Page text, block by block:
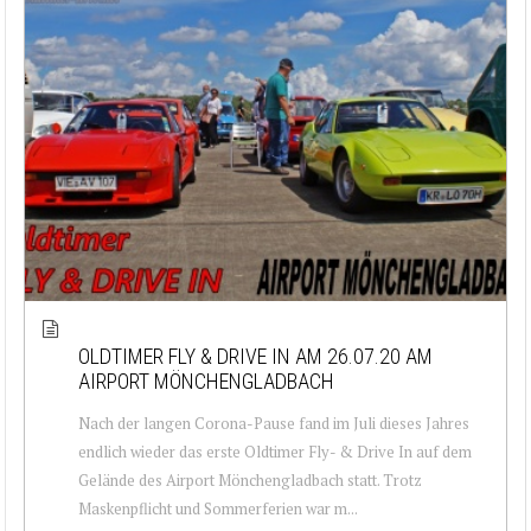
OLDTIMER FLY & DRIVE IN AM 26.07.20 AM
AIRPORT MÖNCHENGLADBACH
Nach der langen Corona-Pause fand im Juli dieses Jahres
endlich wieder das erste Oldtimer Fly- & Drive In auf dem
Gelände des Airport Mönchengladbach statt. Trotz
Maskenpflicht und Sommerferien war m...